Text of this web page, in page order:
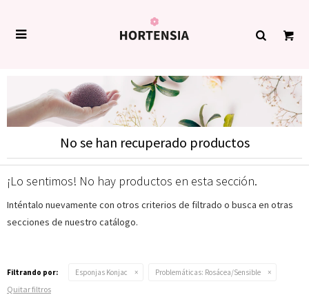

No se han recuperado productos
¡Lo sentimos! No hay productos en esta sección.
Inténtalo nuevamente con otros criterios de filtrado o busca en otras
secciones de nuestro catálogo.
Filtrando por: Esponjas Konjac Problemáticas: Rosácea/Sensible
Quitar filtros